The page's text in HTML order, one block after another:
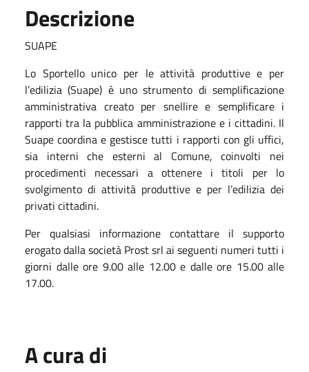
Descrizione
SUAPE
Lo Sportello unico per le attività produttive e per
l’edilizia (Suape) è uno strumento di semplificazione
amministrativa creato per snellire e semplificare i
rapporti tra la pubblica amministrazione e i cittadini. Il
Suape coordina e gestisce tutti i rapporti con gli uffici,
sia interni che esterni al Comune, coinvolti nei
procedimenti necessari a ottenere i titoli per lo
svolgimento di attività produttive e per l’edilizia dei
privati cittadini.
Per qualsiasi informazione contattare il supporto
erogato dalla società Prost srl ai seguenti numeri tutti i
giorni dalle ore 9.00 alle 12.00 e dalle ore 15.00 alle
17.00.
A cura di